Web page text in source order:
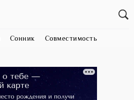
Сонник Совместимость